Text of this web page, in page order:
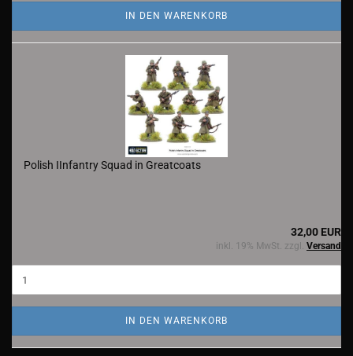
IN DEN WARENKORB
Polish IInfantry Squad in Greatcoats
32,00 EUR
inkl. 19% MwSt. zzgl. Versand
IN DEN WARENKORB